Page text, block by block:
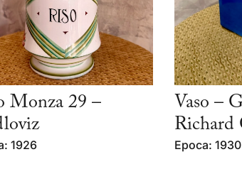
Monza 29 –
1926
Vaso –
Richard
Epoca: